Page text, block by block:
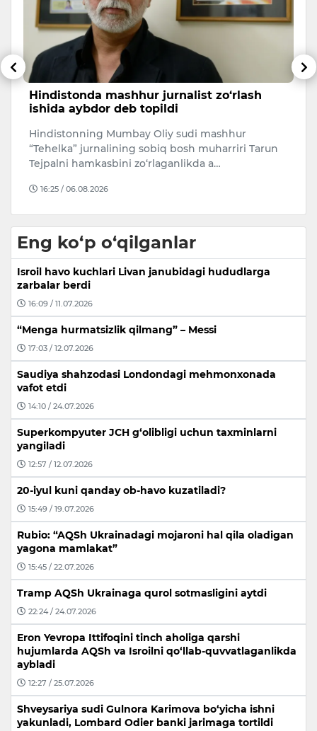
Hindistonda mashhur jurnalist zo‘rlash
ishida aybdor deb topildi
Hindistonning Mumbay Oliy sudi mashhur
“Tehelka” jurnalining sobiq bosh muharriri Tarun
Tejpalni hamkasbini zo‘rlaganlikda a…
16:25 / 06.08.2026
Eng ko‘p o‘qilganlar
Isroil havo kuchlari Livan janubidagi hududlarga
zarbalar berdi
16:09 / 11.07.2026
“Menga hurmatsizlik qilmang” – Messi
17:03 / 12.07.2026
Saudiya shahzodasi Londondagi mehmonxonada
vafot etdi
14:10 / 24.07.2026
Superkompyuter JCH g‘olibligi uchun taxminlarni
yangiladi
12:57 / 12.07.2026
20-iyul kuni qanday ob-havo kuzatiladi?
15:49 / 19.07.2026
Rubio: “AQSh Ukrainadagi mojaroni hal qila oladigan
yagona mamlakat”
15:45 / 22.07.2026
Tramp AQSh Ukrainaga qurol sotmasligini aytdi
22:24 / 24.07.2026
Eron Yevropa Ittifoqini tinch aholiga qarshi
hujumlarda AQSh va Isroilni qo‘llab-quvvatlaganlikda
aybladi
12:27 / 25.07.2026
Shveysariya sudi Gulnora Karimova bo‘yicha ishni
yakunladi, Lombard Odier banki jarimaga tortildi